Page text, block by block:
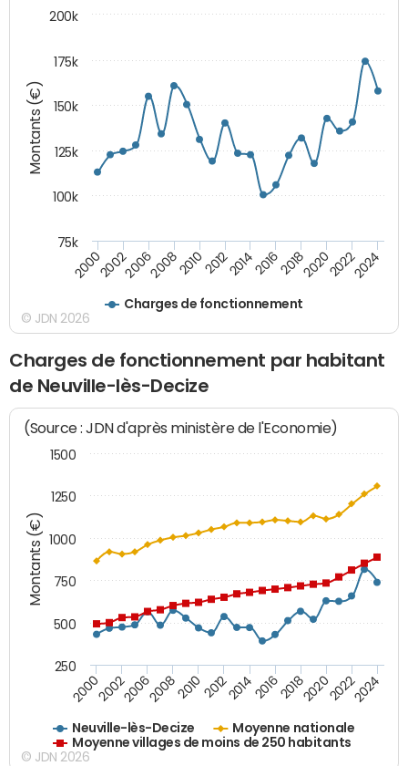
Montants (€)
Charges de fonctionnement
200020022006200820102012201420162018202020222024
100k
75k
125k
150k
175k
200k
© JDN 2026
Charges de fonctionnement par habitant
de Neuville-lès-Decize
Montants (€)
(Source : JDN d'après ministère de l'Economie)
Neuville-lès-Decize
Moyenne nationale
Moyenne villages de moins de 250 habitants
200020022006200820102012201420162018202020222024
250
500
750
1000
1250
1500
© JDN 2026